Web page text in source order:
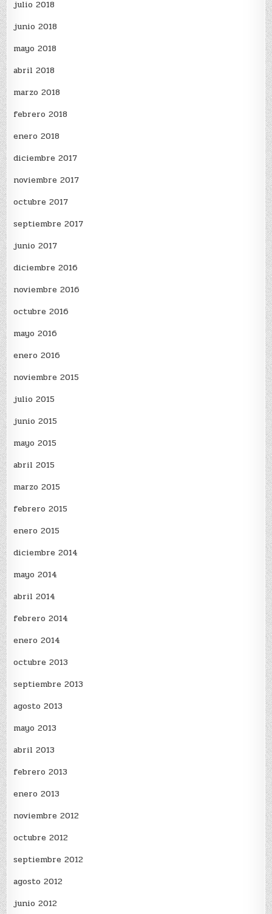
julio 2018
junio 2018
mayo 2018
abril 2018
marzo 2018
febrero 2018
enero 2018
diciembre 2017
noviembre 2017
octubre 2017
septiembre 2017
junio 2017
diciembre 2016
noviembre 2016
octubre 2016
mayo 2016
enero 2016
noviembre 2015
julio 2015
junio 2015
mayo 2015
abril 2015
marzo 2015
febrero 2015
enero 2015
diciembre 2014
mayo 2014
abril 2014
febrero 2014
enero 2014
octubre 2013
septiembre 2013
agosto 2013
mayo 2013
abril 2013
febrero 2013
enero 2013
noviembre 2012
octubre 2012
septiembre 2012
agosto 2012
junio 2012